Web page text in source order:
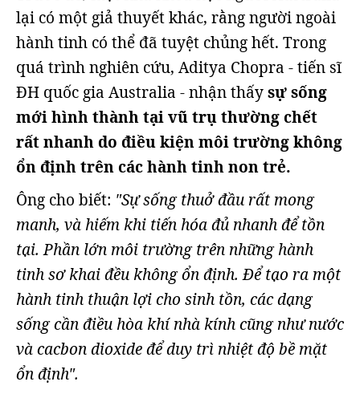
lại có một giả thuyết khác, rằng người ngoài
hành tinh có thể đã tuyệt chủng hết. Trong
quá trình nghiên cứu, Aditya Chopra - tiến sĩ
ĐH quốc gia Australia - nhận thấysự sống
mới hình thành tại vũ trụ thường chết
rất nhanh do điều kiện môi trường không
ổn định trên các hành tinh non trẻ.
Ông cho biết: "Sự sống thuở đầu rất mong
manh, và hiếm khi tiến hóa đủ nhanh để tồn
tại. Phần lớn môi trường trên những hành
tinh sơ khai đều không ổn định. Để tạo ra một
hành tinh thuận lợi cho sinh tồn, các dạng
sống cần điều hòa khí nhà kính cũng như nước
và cacbon dioxide để duy trì nhiệt độ bề mặt
ổn định".